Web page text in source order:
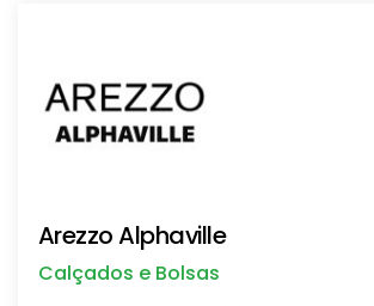
Arezzo Alphaville
Calçados e Bolsas